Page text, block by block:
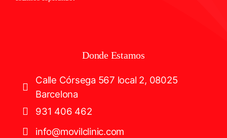
Donde Estamos
Calle Córsega 567 local 2, 08025
Barcelona
931 406 462
info@movilclinic.com